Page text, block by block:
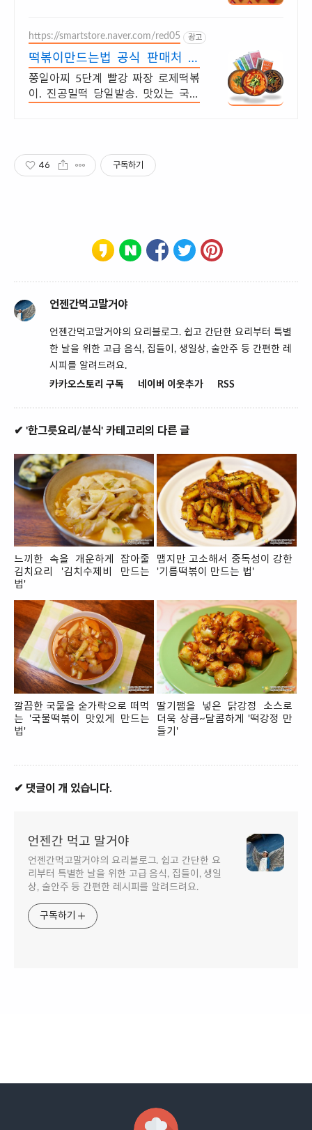
https://smartstore.naver.com/red05 광고
떡볶이만드는법 공식 판매처 맵
기 1~5단계 떡볶이.
쭝일아찌 5단계 빨강 짜장 로제떡볶
이. 진공밀떡 당일발송. 맛있는 국물
46 구독하기
언젠간먹고말거야
언젠간먹고말거야의 요리블로그. 쉽고 간단한 요리부터 특별
한 날을 위한 고급 음식, 집들이, 생일상, 술안주 등 간편한 레
시피를 알려드려요.
카카오스토리 구독
네이버 이웃추가 RSS
✔ '한그릇요리/분식' 카테고리의 다른 글
느끼한 속을 개운하게 잡아줄
김치요리 '김치수제비 만드는
법'
맵지만 고소해서 중독성이 강한
'기름떡볶이 만드는 법'
깔끔한 국물을 숟가락으로 떠먹
는 '국물떡볶이 맛있게 만드는
법'
딸기쨈을 넣은 닭강정 소스로
더욱 상큼~달콤하게 '떡강정 만
들기'
✔ 댓글이 개 있습니다.
언젠간 먹고 말거야
언젠간먹고말거야의 요리블로그. 쉽고 간단한 요
리부터 특별한 날을 위한 고급 음식, 집들이, 생일
상, 술안주 등 간편한 레시피를 알려드려요.
구독하기